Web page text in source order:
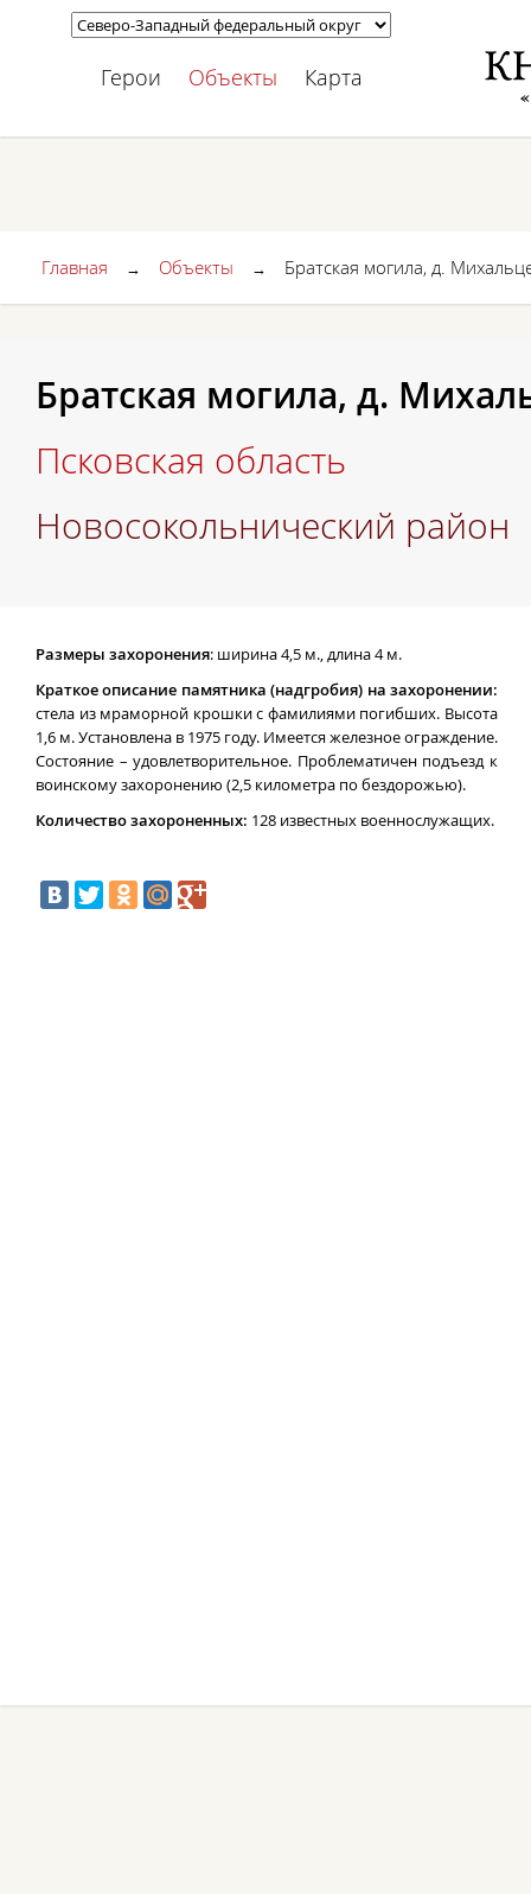
Герои Объекты Карта
Главная → Объекты → Братская могила, д.
Братская могила, д.
Псковская область
Новосокольнический район
Размеры захоронения: ширина 4,5 м., длина 4 м.
Краткое описание памятника (надгробия) на захоронении:
стела из мраморной крошки с фамилиями погибших. Высота
1,6 м. Установлена в 1975 году. Имеется железное ограждение.
Состояние – удовлетворительное. Проблематичен подъезд к
воинскому захоронению (2,5 километра по бездорожью).
Количество захороненных: 128 известных военнослужащих.